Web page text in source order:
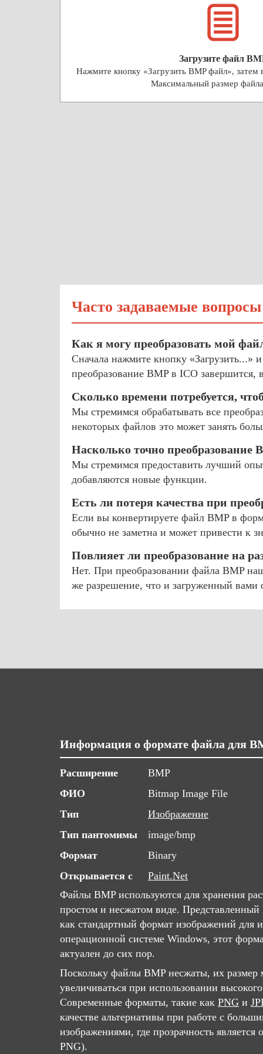
Загрузите файл
Нажмите кнопку «Загрузить BMP файл», затем
Максимальный размер
Часто задаваемые вопросы
Как я могу преобразовать мой
Сначала нажмите кнопку «Загрузить...»
преобразование BMP в ICO завершится,
Сколько времени потребуется,
Мы стремимся обрабатывать все
некоторых файлов это может занять
Насколько точно преобразование
Мы стремимся предоставить лучший
добавляются новые функции.
Есть ли потеря качества при
Если вы конвертируете файл BMP в
обычно не заметна и может привести к
Повлияет ли преобразование на
Нет. При преобразовании файла BMP
же разрешение, что и загруженный вами
Информация о формате файла для
Расширение
BMP
ФИО
Bitmap Image File
Тип
Изображение
Тип пантомимы
image/bmp
Формат
Binary
Открывается с
Paint.Net
Файлы BMP используются для хранения
простом и несжатом виде.
как стандартный формат изображений для
операционной системе Windows, этот
актуален до сих пор.
Поскольку файлы BMP несжаты, их размер
увеличиваться при использовании
Современные форматы, такие как PNG и
качестве альтернативы при работе с
изображениями, где прозрачность является
PNG).